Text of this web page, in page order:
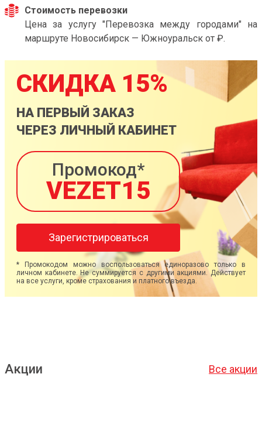
Стоимость перевозки
Цена за услугу "Перевозка между городами" на
маршруте Новосибирск — Южноуральск от ₽.
СКИДКА 15%
НА ПЕРВЫЙ ЗАКАЗ
ЧЕРЕЗ ЛИЧНЫЙ КАБИНЕТ
Промокод*
VEZET15
Зарегистрироваться
* Промокодом можно воспользоваться единоразово только в
личном кабинете. Не суммируется с другими акциями. Действует
на все услуги, кроме страхования и платного въезда.
Акции Все акции